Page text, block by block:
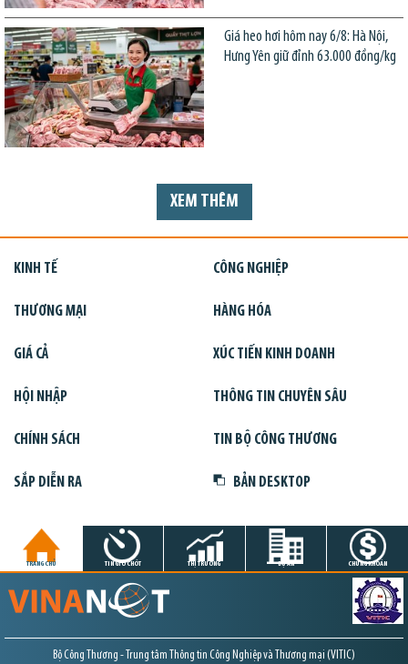
Giá heo hơi hôm nay 6/8: Hà Nội,
Hưng Yên giữ đỉnh 63.000 đồng/kg
XEM THÊM
KINH TẾ CÔNG NGHIỆP
THƯƠNG MẠI HÀNG HÓA
GIÁ CẢ XÚC TIẾN KINH DOANH
HỘI NHẬP THÔNG TIN CHUYÊN SÂU
CHÍNH SÁCH TIN BỘ CÔNG THƯƠNG
SẮP DIỄN RA BẢN DESKTOP
TRANG CHỦ TIN GIỜ CHÓT THỊ TRƯỜNG DỰ ÁN CHỨNG KHOÁN
Bộ Công Thương - Trung tâm Thông tin Công Nghiệp và Thương mại (VITIC)